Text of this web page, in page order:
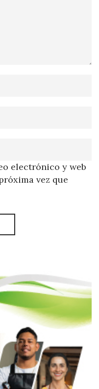
electrónico y web
vez que